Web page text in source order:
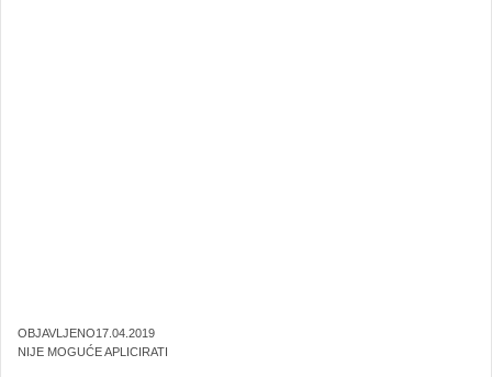
OBJAVLJENO17.04.2019
NIJE MOGUĆE APLICIRATI